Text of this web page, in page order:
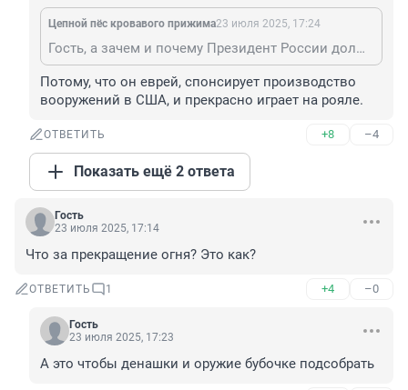
Цепной пёс кровавого прижима23 июля 2025, 17:24
Гость, а зачем и почему Президент России должен встречаться с Зеленским?
Потому, что он еврей, спонсирует производство
вооружений в США, и прекрасно играет на рояле.
ОТВЕТИТЬ +8 –4
Показать ещё 2 ответа
Гость
23 июля 2025, 17:14
Что за прекращение огня? Это как?
ОТВЕТИТЬ 1 +4 –0
Гость
23 июля 2025, 17:23
А это чтобы денашки и оружие бубочке подсобрать